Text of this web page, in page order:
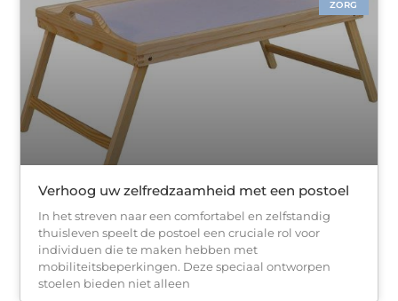
ZORG
Verhoog uw zelfredzaamheid met een postoel
In het streven naar een comfortabel en zelfstandig
thuisleven speelt de postoel een cruciale rol voor
individuen die te maken hebben met
mobiliteitsbeperkingen. Deze speciaal ontworpen
stoelen bieden niet alleen